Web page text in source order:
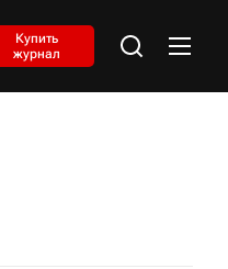
Купить
журнал